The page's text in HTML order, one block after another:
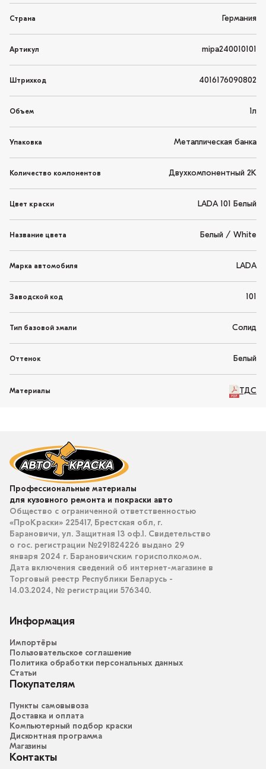
Страна Германия
Артикул mipa240010101
Штрихкод 4016176090802
Объем 1л
Упаковка Металлическая банка
Количество компонентов Двухкомпонентный 2K
Цвет краски LADA 101 Белый
Название цвета Белый / White
Марка автомобиля LADA
Заводской код 101
Тип базовой эмали Солид
Оттенок Белый
Материалы ТДС
Профессиональные материалы
для кузовного ремонта и покраски авто
Общество с ограниченной ответственностью
«ПроКраски» 225417, Брестская обл, г.
Барановичи, ул. Защитная 13 оф.1. Свидетельство
о гос. регистрации №291824226 выдано 29
января 2024 г. Барановичским горисполкомом.
Дата включения сведений об интернет-магазине в
Торговый реестр Республики Беларусь -
14.03.2024, № регистрации 576340.
Информация
Импортёры
Пользовательское соглашение
Политика обработки персональных данных
Статьи
Покупателям
Пункты самовывоза
Доставка и оплата
Компьютерный подбор краски
Дисконтная программа
Магазины
Контакты